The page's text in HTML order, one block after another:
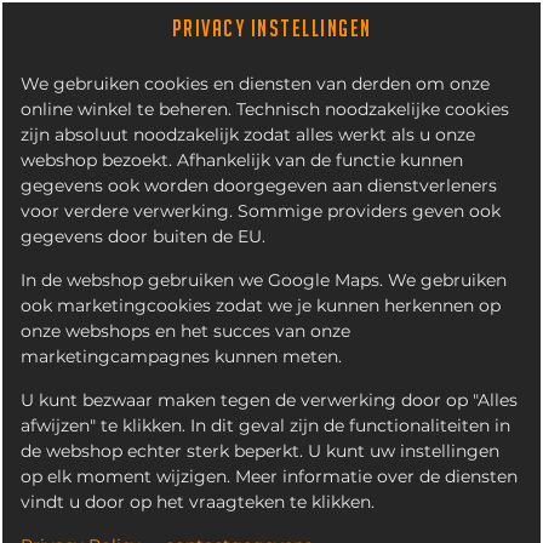
PRIVACY INSTELLINGEN
We gebruiken cookies en diensten van derden om onze
online winkel te beheren. Technisch noodzakelijke cookies
zijn absoluut noodzakelijk zodat alles werkt als u onze
webshop bezoekt. Afhankelijk van de functie kunnen
gegevens ook worden doorgegeven aan dienstverleners
voor verdere verwerking. Sommige providers geven ook
gegevens door buiten de EU.
In de webshop gebruiken we Google Maps. We gebruiken
ook marketingcookies zodat we je kunnen herkennen op
onze webshops en het succes van onze
marketingcampagnes kunnen meten.
U kunt bezwaar maken tegen de verwerking door op "Alles
afwijzen" te klikken. In dit geval zijn de functionaliteiten in
de webshop echter sterk beperkt. U kunt uw instellingen
op elk moment wijzigen. Meer informatie over de diensten
vindt u door op het vraagteken te klikken.
LUXE PARTY HAPJES, MIX
VAN 75 STUKS